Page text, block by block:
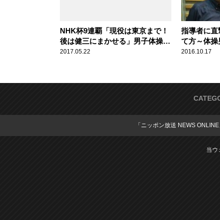
NHK杯9連覇「現役は東京まで！
後は健三にまかせる」男子体操･
内村航平(28歳) スポーツ人間模様
2017.05.22
指導者に
て方～体
編] 【ひで
2016.10.17
「ニッポン放送 NEWS
当ウ